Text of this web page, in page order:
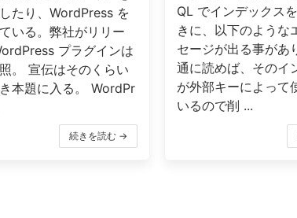
たり、WordPress を
いる。弊社がリリー
プラグインは
。 宣伝はそのくらい
本題に入る。 WordPr
続きを読む →
QL でインデックス
きに、以下のような
セージが出る事があ
通に読めば、そのイ
が外部キーによって
いるので削 ...